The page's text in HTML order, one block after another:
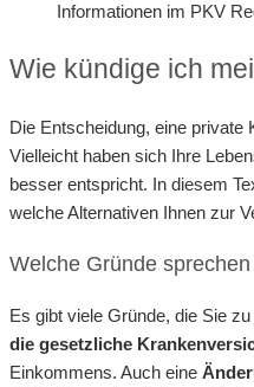
Informationen im PKV
Wie kündige ich
Die Entscheidung, eine private
Vielleicht haben sich Ihre
besser entspricht. In diesem
welche Alternativen Ihnen zur
Welche Gründe
Es gibt viele Gründe, die Sie
die gesetzliche
Einkommens. Auch eine